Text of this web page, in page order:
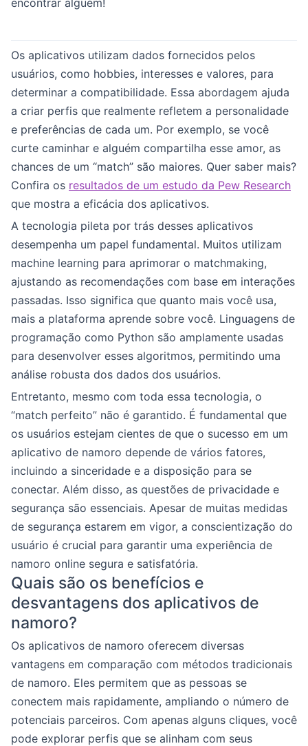
encontrar alguém!
Os aplicativos utilizam dados fornecidos pelos
usuários, como hobbies, interesses e valores, para
determinar a compatibilidade. Essa abordagem ajuda
a criar perfis que realmente refletem a personalidade
e preferências de cada um. Por exemplo, se você
curte caminhar e alguém compartilha esse amor, as
chances de um “match” são maiores. Quer saber mais?
Confira os resultados de um estudo da Pew Research
que mostra a eficácia dos aplicativos.
A tecnologia pileta por trás desses aplicativos
desempenha um papel fundamental. Muitos utilizam
machine learning para aprimorar o matchmaking,
ajustando as recomendações com base em interações
passadas. Isso significa que quanto mais você usa,
mais a plataforma aprende sobre você. Linguagens de
programação como Python são amplamente usadas
para desenvolver esses algoritmos, permitindo uma
análise robusta dos dados dos usuários.
Entretanto, mesmo com toda essa tecnologia, o
“match perfeito” não é garantido. É fundamental que
os usuários estejam cientes de que o sucesso em um
aplicativo de namoro depende de vários fatores,
incluindo a sinceridade e a disposição para se
conectar. Além disso, as questões de privacidade e
segurança são essenciais. Apesar de muitas medidas
de segurança estarem em vigor, a conscientização do
usuário é crucial para garantir uma experiência de
namoro online segura e satisfatória.
Quais são os benefícios e
desvantagens dos aplicativos de
namoro?
Os aplicativos de namoro oferecem diversas
vantagens em comparação com métodos tradicionais
de namoro. Eles permitem que as pessoas se
conectem mais rapidamente, ampliando o número de
potenciais parceiros. Com apenas alguns cliques, você
pode explorar perfis que se alinham com seus